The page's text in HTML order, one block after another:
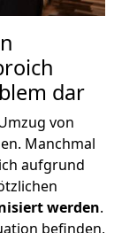
dar
von
Manchmal
aufgrund
werden.
befinden,